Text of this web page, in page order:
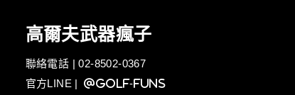
高爾夫武器瘋子
聯絡電話 | 02-8502-0367
官方LINE | @golf-funs